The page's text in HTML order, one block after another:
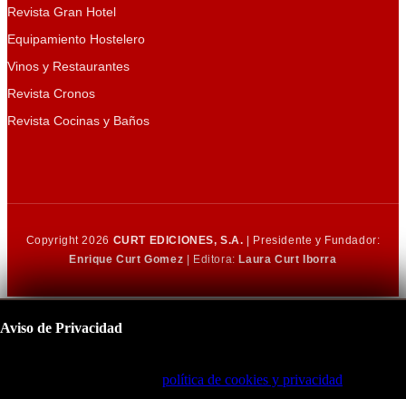
Revista Gran Hotel
Equipamiento Hostelero
Vinos y Restaurantes
Revista Cronos
Revista Cocinas y Baños
Copyright 2026 CURT EDICIONES, S.A. | Presidente y Fundador:
Enrique Curt Gomez | Editora: Laura Curt Iborra
Aviso de Privacidad
política de cookies y privacidad